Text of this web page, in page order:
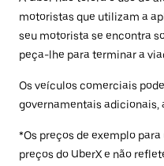
motoristas que utilizam a
seu motorista se encontra
peça-lhe para terminar a
Os veículos comerciais
governamentais adicionais,
*Os preços de exemplo
preços do UberX e não